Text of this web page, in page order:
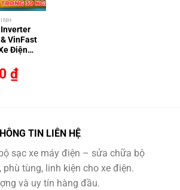
VinFast
Điện
₫
TIN LIÊN HỆ
sạc xe máy điện – sửa chữa bộ
phù tùng, linh kiện cho xe điện.
và uy tín hàng đầu.